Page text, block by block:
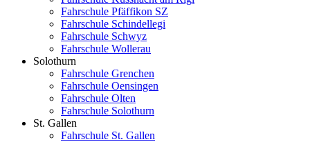
Fahrschule Pfäffikon SZ
Fahrschule Schindellegi
Fahrschule Schwyz
Fahrschule Wollerau
Solothurn
Fahrschule Grenchen
Fahrschule Oensingen
Fahrschule Olten
Fahrschule Solothurn
St. Gallen
Fahrschule St. Gallen